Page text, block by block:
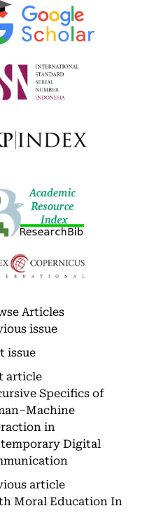
Articles
issue
issue
article
Specifics of
in
Digital
article
Moral Education In